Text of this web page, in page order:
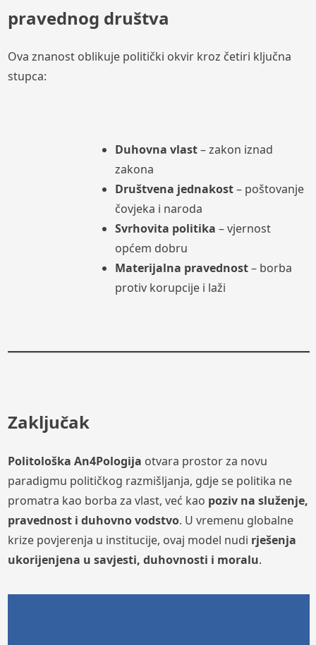
pravednog društva
Ova znanost oblikuje politički okvir kroz četiri ključna
stupca:
Duhovna vlast– zakon iznad
zakona
Društvena jednakost– poštovanje
čovjeka i naroda
Svrhovita politika – vjernost
općem dobru
Materijalna pravednost– borba
protiv korupcije i laži
Zaključak
Politološka An4Pologija otvara prostor za novu
paradigmu političkog razmišljanja, gdje se politika ne
promatra kao borba za vlast, već kao poziv na služenje,
pravednost i duhovno vodstvo. U vremenu globalne
krize povjerenja u institucije, ovaj model nudi rješenja
ukorijenjena u savjesti, duhovnosti i moralu.